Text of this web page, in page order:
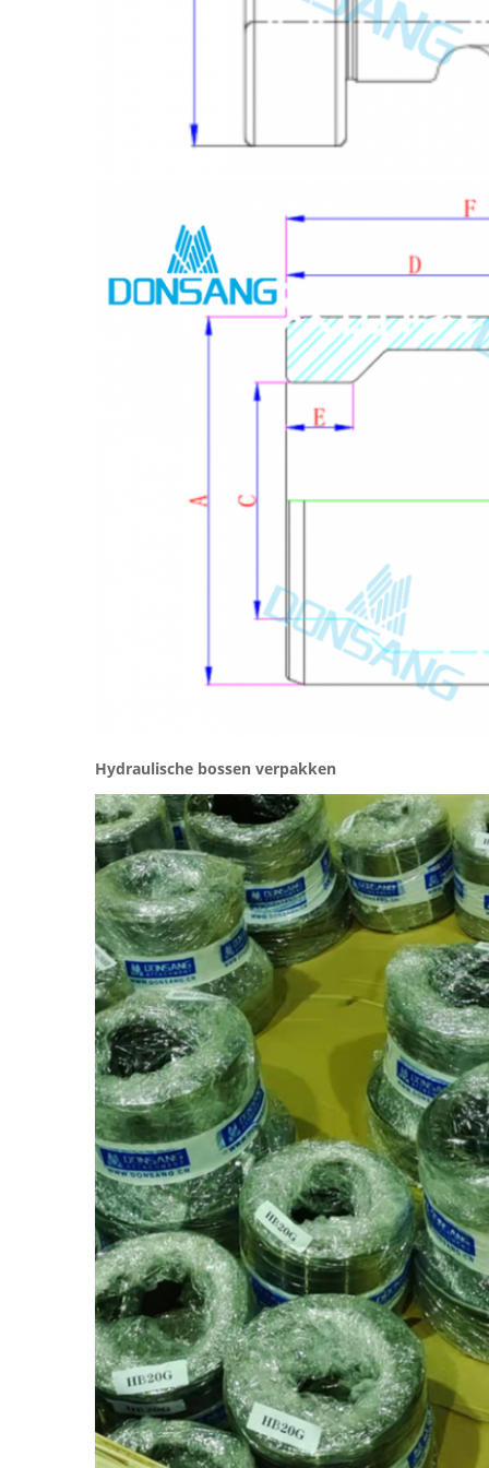
Hydraulische bossen verpakken